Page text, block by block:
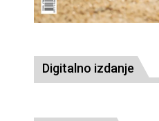
Digitalno izdanje